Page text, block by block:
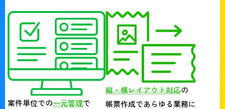
案件単位での一元管理で
縦・横レイアウト対応の
帳票作成であらゆる業務に